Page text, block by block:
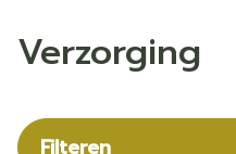
Verzorging
Filteren